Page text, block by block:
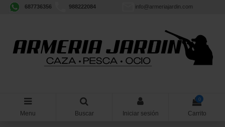
687736356 988222084 info@armeriajardin.com
Menu Buscar Iniciar sesión
0
Carrito